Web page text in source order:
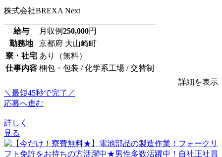
株式会社BREXA Next
給与 月収例250,000円
勤務地
京都府 大山崎町
寮・社宅 あり（無料）
仕事内容 梱包・包装 / 化学系工場 / 交替制
詳細を表示
＼最短45秒で完了／
応募へ進む
詳しく
見る